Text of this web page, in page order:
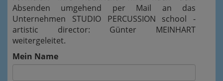
Absenden umgehend per Mail an das
Unternehmen STUDIO PERCUSSION school -
artistic director: Günter MEINHART
weitergeleitet.
Mein Name